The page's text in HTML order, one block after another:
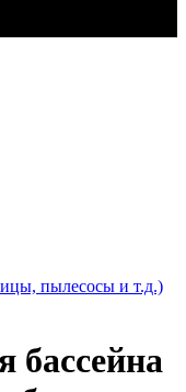
пылесосы и т.д.)
бассейна